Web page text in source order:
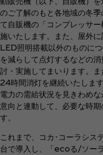
のご了解のもと各地域の冬
て自販機の「コンプレッサ
施いたします。また、屋外に
LED照明搭載以外のものに
を減らして点灯するなどの
討・実施してまいります。
24時間消灯を継続いたしま
電力の需給状況を見きわめ
意向と連動して、必要な時
す。
これまで、コカ･コーラシス
台で導入し、「ecoる/ソー